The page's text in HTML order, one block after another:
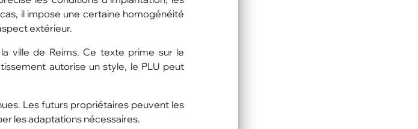
il impose une certaine homogénéité
extérieur.
ville de Reims. Ce texte prime sur le
autorise un style, le PLU peut
Les futurs propriétaires peuvent les
les adaptations nécessaires.